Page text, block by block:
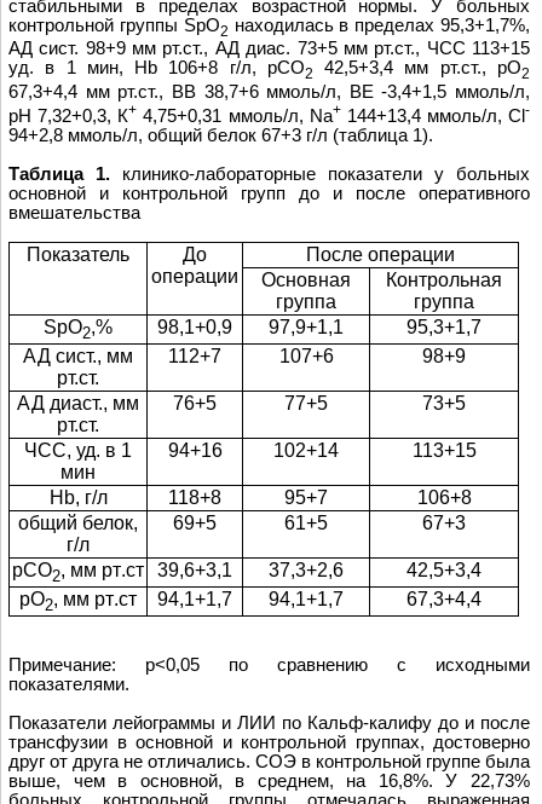
стабильными в пределах возрастной нормы. У больных
контрольной группы SpO2 находилась в пределах 95,3+1,7%,
АД сист. 98+9 мм рт.ст., АД диас. 73+5 мм рт.ст., ЧСС 113+15
уд. в 1 мин, Hb 106+8 г/л, pCO2 42,5+3,4 мм рт.ст., pO2
67,3+4,4 мм рт.ст., ВВ 38,7+6 ммоль/л, ВЕ -3,4+1,5 ммоль/л,
pH 7,32+0,3, К+ 4,75+0,31 ммоль/л, Na+144+13,4 ммоль/л, Cl -
94+2,8 ммоль/л, общий белок 67+3 г/л (таблица 1).
Таблица 1. клинико-лабораторные показатели у больных
основной и контрольной групп до и после оперативного
вмешательства
Показатель
До
операции
После операции
Основная
группа
Контрольная
группа
SpO2,% 98,1+0,9 97,9+1,1
95,3+1,7
АД сист., мм
рт.ст.
112+7 107+6 98+9
АД диаст., мм
рт.ст.
76+5 77+5 73+5
ЧСС, уд. в 1
мин
94+16 102+14 113+15
Hb, г/л 118+8 95+7
106+8
общий белок,
г/л
69+5 61+5 67+3
pCO2, мм рт.ст 39,6+3,1 37,3+2,6
42,5+3,4
pO2, мм рт.ст 94,1+1,7 94,1+1,7 67,3+4,4
Примечание: p<0,05 по сравнению с исходными
показателями.
Показатели лейограммы и ЛИИ по Кальф-калифу до и после
трансфузии в основной и контрольной группах, достоверно
друг от друга не отличались. СОЭ в контрольной группе была
выше, чем в основной, в среднем, на 16,8%. У 22,73%